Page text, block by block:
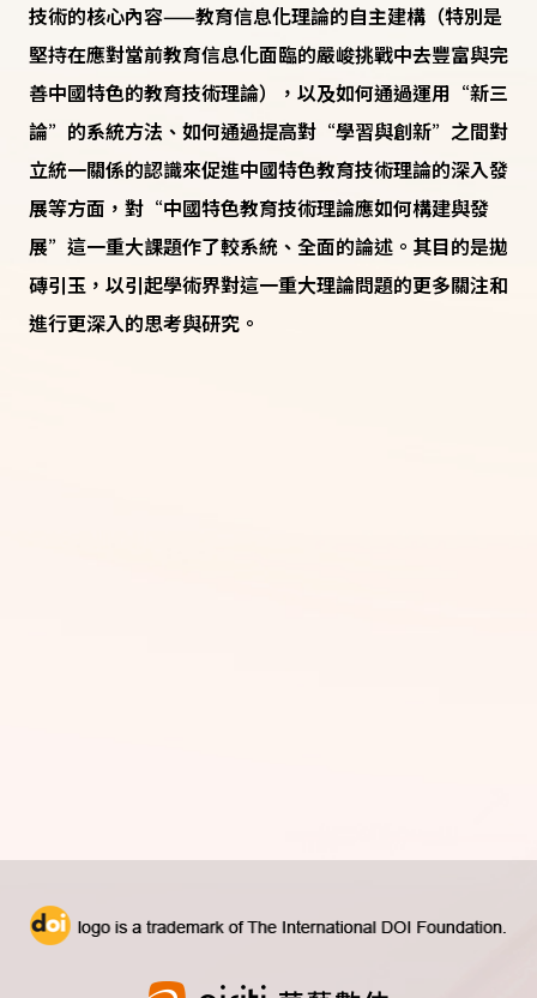
技術的核心內容——教育信息化理論的自主建構（特別是
堅持在應對當前教育信息化面臨的嚴峻挑戰中去豐富與完
善中國特色的教育技術理論），以及如何通過運用“新三
論”的系統方法、如何通過提高對“學習與創新”之間對
立統一關係的認識來促進中國特色教育技術理論的深入發
展等方面，對“中國特色教育技術理論應如何構建與發
展”這一重大課題作了較系統、全面的論述。其目的是拋
磚引玉，以引起學術界對這一重大理論問題的更多關注和
進行更深入的思考與研究。